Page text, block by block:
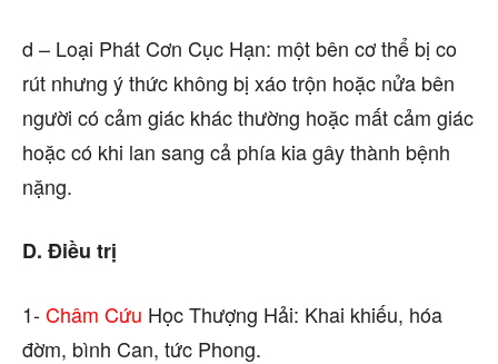
d – Loại Phát Cơn Cục Hạn: một bên cơ thể bị co
rút nhưng ý thức không bị xáo trộn hoặc nửa bên
người có cảm giác khác thường hoặc mất cảm giác
hoặc có khi lan sang cả phía kia gây thành bệnh
nặng.
D. Điều trị
1-Châm Cứu Học Thượng Hải: Khai khiếu, hóa
đờm, bình Can, tức Phong.